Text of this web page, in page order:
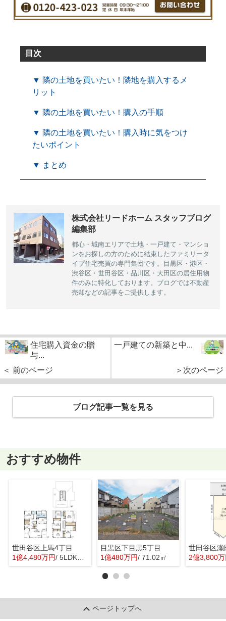
目次
▼ 隣の土地を買いたい！隣地を購入するメ
リット
▼ 隣の土地を買いたい！購入の手順
▼ 隣の土地を買いたい！購入時に気をつけ
たいポイント
▼ まとめ
株式会社リードホーム スタッフブログ
編集部
都心・城南エリアで土地・一戸建て・マンショ
ンをお探しの方のために結束したファミリータ
イプ住宅売買の専門集団です。目黒区・港区・
渋谷区・世田谷区・品川区・大田区の居住用物
件のみに特化しております。ブログでは不動産
売却などの記事をご提供します。
住宅購入資金の贈
与...
＜ 前のページ
一戸建ての新築と中...
＞次のページ
ブログ記事一覧を見る
おすすめ物件
世田谷区上馬4丁目
1億4,480万円/ 5LDK＋1S(納戸)
目黒区下目黒5丁目
1億480万円/ 71.02㎡
世田谷区瀬
2億3,800
ページトップへ